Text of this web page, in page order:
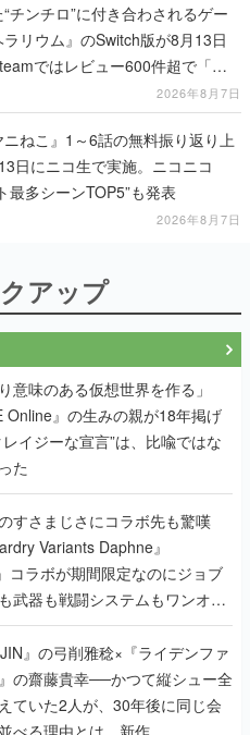
チンチロ”に付き合わされるゲー
リウム』のSwitch版が8月13日
ではレビュー600件超で「非
2026年8月7日
ニねこ』1～6話の無料振り返り上
日にニコ生で実施。ニコニコ
最多シーンTOP5”も発表
2026年8月7日
アップ
意味のある仮想世界を作る」
』の生みの親が18年掲げ
イジーな宣言”は、比喩ではな
た
すさまじさにコラボ先も驚嘆
Variants Daphne』
コラボが期間限定なのにジョブ
武器も戦闘システムもワンオフ
れた理由を両ディレクターに聞
』の弓削雅稔×『ライデンファ
の齋藤貴幸──かつて縦シュー全
ていた2人が、30年後に同じ会